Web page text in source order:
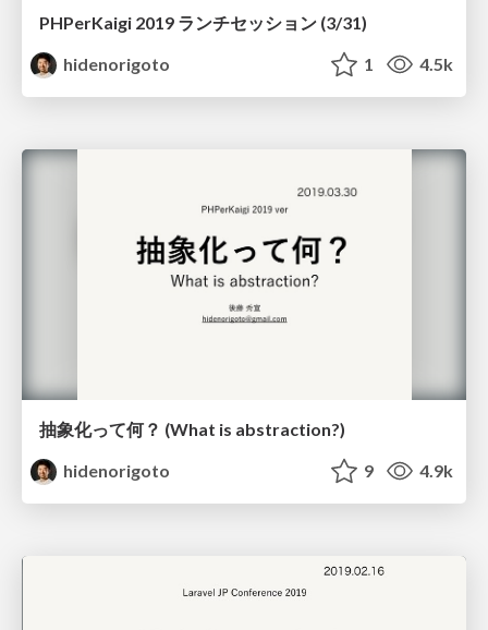
PHPerKaigi 2019 ランチセッション (3/31)
hidenorigoto
1 4.5k
抽象化って何？ (What is abstraction?)
hidenorigoto
9 4.9k